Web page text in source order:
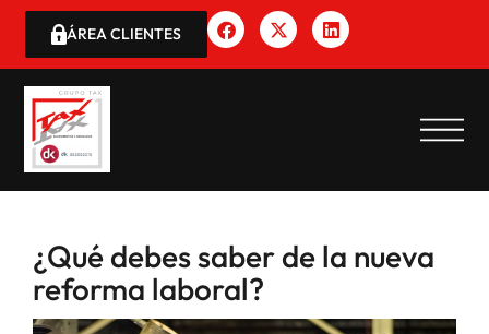
ÁREA CLIENTES
¿Qué debes saber de la nueva
reforma laboral?